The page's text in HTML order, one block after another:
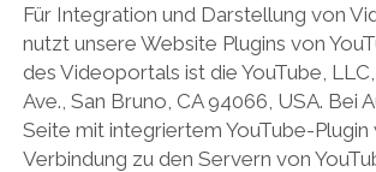
Für Integration und Darstellung von
nutzt unsere Website Plugins von
des Videoportals ist die YouTube,
Ave., San Bruno, CA 94066, USA. Bei
Seite mit integriertem YouTube-Plugin
Verbindung zu den Servern von